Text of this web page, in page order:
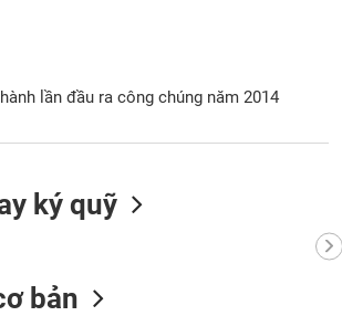
lần đầu ra công chúng năm 2014
ký quỹ
bản